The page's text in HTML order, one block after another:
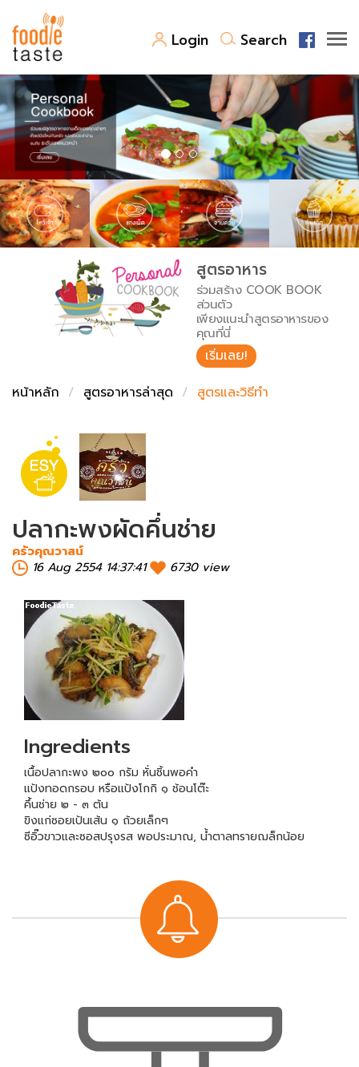
Login Search
สูตรอาหาร
สูตรอาหารล่าสุด
Top Foodie
พาไปชิม
สารพันก้นครัว
เคล็ดลับน่ารู้
เปรียบเทียบหน่วยการตวง
เปรียบเทียบอุณหภูมิ
เปรียบเทียบน้ำหนักวัตถุดิบ
FoodPedia
สร้าง Cookbook
สูตรอาหาร
ร่วมสร้าง COOK BOOK
ส่วนตัว
เพียงแนะนำสูตรอาหารของ
คุณที่นี่
เริ่มเลย!
หน้าหลัก
สูตรอาหารล่าสุด สูตรและวิธีทำ
ปลากะพงผัดคึ่นช่าย
ครัวคุณวาสน์
16 Aug 2554 14:37:41
6730 view
Ingredients
เนื้อปลากะพง ๒๐๐ กรัม หั่นชิ้นพอคำ
แป้งทอดกรอบ หรือแป้งโกกิ ๑ ช้อนโต๊ะ
คึ้นช่าย ๒ - ๓ ต้น
ขิงแก่ซอยเป้นเส้น ๑ ถ้วยเล็กๆ
ซีอิ๊วขาวและซอสปรุงรส พอประมาณ, น้ำตาลทรายฌล็กน้อย